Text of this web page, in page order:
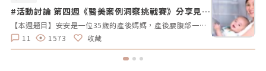
#活動討論 第四週《醫美案例洞察挑戰賽》分享見解
拿好禮
【本週題目】安安是一位35歲的產後媽媽，產後腰腹部一直瘦不回去，她希望透過非侵入性的療程讓曲線回到產前的狀態。由於對疼痛較為敏感，她希望能選擇舒適度高的療程。請大家幫安安媽咪推薦適合的療程，幫助她輕鬆找回青春緊緻的身材線條。【本週活動時間】01 / 27（一）AM09:00 - 02 / 02（日） PM23:59【活動獎勵】 專業評論獎《7-11購物金50元》抽10名會員 推薦好友留言送《LINE Points 5點數》每人推薦好友上限2人【活動方式】 活動期間每週一AM09:00將在在討論區發布一個模擬的醫美案例。案例包含患者的需求、問題描述。會員需根據案例情境進行分析，並針對該案例提供建議或解決方案。可以提出不同的治療選項、分析治療結果，或者分享相關經驗。每位會員的回應需具體、實用。 官方將根據會員的回應品質來優先評選出「專業評論獎」，這些留言者將優先納入抽獎範圍，以提升其被抽中的機會。留言中若包含分析、建議或醫美知識等。 避免重複、抄襲回覆其他參與者，或發表與前後留言無關的內容。如「同意」、「好棒」等，將不計入抽獎資格。 當週活動的留言截止時間為每週日 23:59。經核對符合活動規範的留言後，將於2025 / 02 / 03（一）統一抽出每週 10 名幸運得主，並另在討論區公布得獎名單。 乙組會員帳號於當週活動僅限留言乙次。 會員連續4週參與《醫美案例洞察》活動者，將有額外抽「活躍參與獎」的機會，可獲得「7-11購物金100元」作為獎勵。【推薦好友留言送】 活動期間，推薦朋友至每週主題活動討論區留言，每成功推薦 1 人可額外獲得「LINE Points 5 點數」。每人最多可推薦 2 人，超過 2 人則無法再獲得額外獎勵。 若多人推薦同一位朋友，獎勵將優先發放給第一位完成回報資料並經核對無誤的推薦者，其他推薦者將不予發放獎勵。此外，若推薦的好友未參與留言，則該推薦視為無效，將不予發放獎勳。 推薦人需確認好友已完成留言，並於2025 / 02 / 02（日）23:59前加入「醫美圈圈官方LINE」，點選LINE圖文選單中的【推薦好友加入】填妥推薦好友問卷資料後提交。 若發現參加者有不當行為，包括使用假帳戶、重複推薦、內容不符合規定或其他影響活動公平性的行為，主辦方保留取消參與資格及不發放獎勵的權利。 所有推薦資料需於2025 / 02 / 02（日）23:59前提交，逾期將視為放棄獎勵資格。 所有推薦資料提交後，官方將進行核對與統計，核對無誤者，「LINE Points 5點數」統一於2025/02/10（一）23:59前陸續發放完畢。如因資料填寫錯誤或未在指定時間內提交而無法核對，恕不補發。<<<點我看更多活動詳情>>
11
1573 收藏